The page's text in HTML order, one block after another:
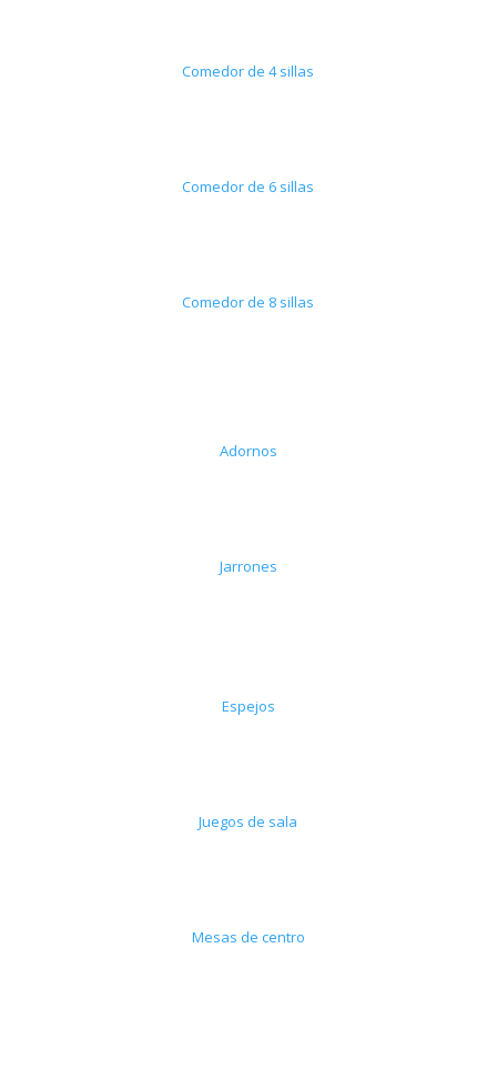
Comedor de 4 sillas
Comedor de 6 sillas
Comedor de 8 sillas
Adornos
Jarrones
Espejos
Juegos de sala
Mesas de centro